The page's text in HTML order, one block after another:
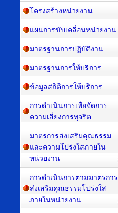
โครงสร้างหน่วยงาน
แผนการขับเคลื่อนหน่วยงาน
มาตรฐานการปฏิบัติงาน
มาตรฐานการให้บริการ
ข้อมูลสถิติการให้บริการ
การดำเนินการเพื่อจัดการ
ความเสี่ยงการทุจริต
มาตรการส่งเสริมคุณธรรม
และความโปร่งใสภายใน
หน่วยงาน
การดำเนินการตามมาตรการ
ส่งเสริมคุณธรรมโปร่งใส
ภายในหน่วยงาน